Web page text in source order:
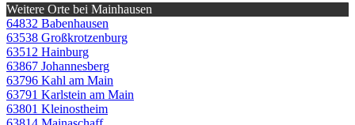
Weitere Orte bei Mainhausen
64832 Babenhausen
63538 Großkrotzenburg
63512 Hainburg
63867 Johannesberg
63796 Kahl am Main
63791 Karlstein am Main
63801 Kleinostheim